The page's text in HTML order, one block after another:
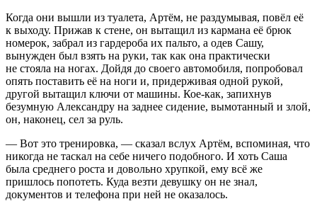
Когда они вышли из туалета, Артём, не раздумывая, повёл её
к выходу. Прижав к стене, он вытащил из кармана её брюк
номерок, забрал из гардероба их пальто, а одев Сашу,
вынужден был взять на руки, так как она практически
не стояла на ногах. Дойдя до своего автомобиля, попробовал
опять поставить её на ноги и, придерживая одной рукой,
другой вытащил ключи от машины. Кое-как, запихнув
безумную Александру на заднее сидение, вымотанный и злой,
он, наконец, сел за руль.
— Вот это тренировка, — сказал вслух Артём, вспоминая, что
никогда не таскал на себе ничего подобного. И хоть Саша
была среднего роста и довольно хрупкой, ему всё же
пришлось попотеть. Куда везти девушку он не знал,
документов и телефона при ней не оказалось.